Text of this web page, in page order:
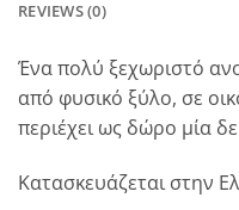
REVIEWS (0)
Ένα πολύ ξεχωριστό
από φυσικό ξύλο, σε
περιέχει ως δώρο μία
Κατασκευάζεται στην